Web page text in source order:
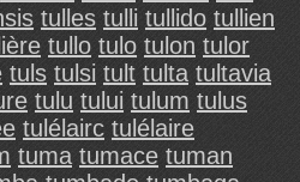
tulles tulli tullido tullien
tullo tulo tulon tulor
tuls tulsi tult tulta tultavia
tulu tului tulum tulus
tulélairc tulélaire
tuma tumace tuman